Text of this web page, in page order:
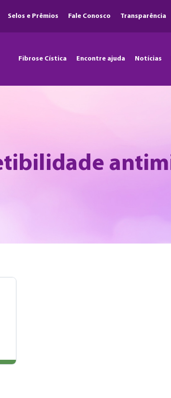
Selos e Prêmios Fale Conosco Transparência
Fibrose Cística Encontre ajuda Notícias